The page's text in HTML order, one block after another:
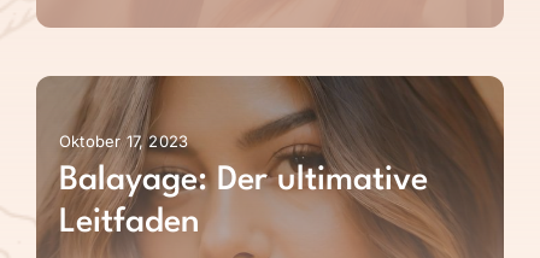
Oktober 17, 2023
Balayage: Der ultimative
Leitfaden